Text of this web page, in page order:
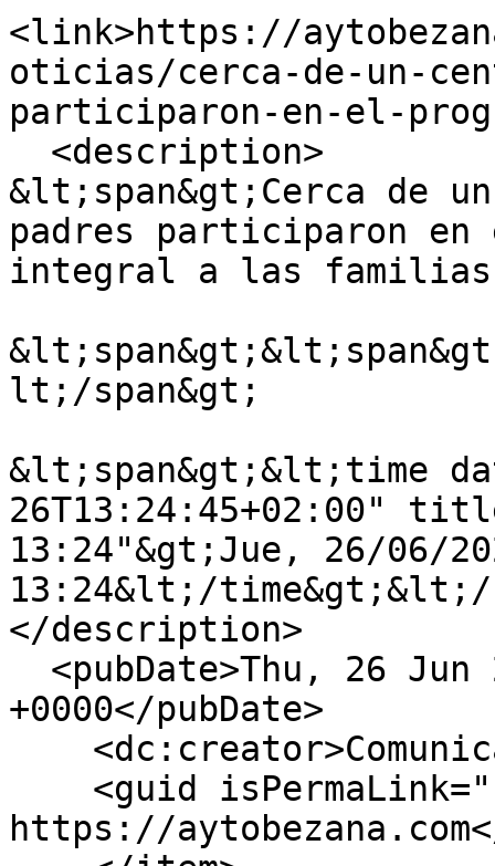
<link>https://
oticias/cerca-de-un-
participaron-en-el-
&lt;span&gt;Cerca de
padres participaron en
integral a las
lt;/span&gt;
&lt;span&gt;&lt;time
26T13:24:45+02:00"
13:24"&gt;Jue, 26/06/
13:24&lt;/time&gt;&lt;/
</description>
+0000</pubDate>
https://